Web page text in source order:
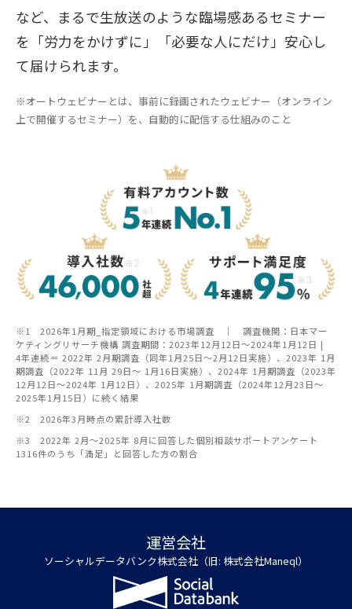
など、まるで生放送のような臨場感あるセミナー
を「労力をかけずに」「必要な人にだけ」安心し
て届けられます。
※オートウェビナーとは、事前に録画されたウェビナー（オンライン
上で開催するセミナー）を、自動的に配信する仕組みのこと
※1 2026年1月期_指定領域における市場調査 ｜ 調査機関：日本マー
ケティングリサーチ機構 調査期間：2023年12月12日～2024年1月12日 |
4年連続＝ 2022年 2月期調査（同年1月25日～2月12日実施）、2023年 1月
期調査（2022年 11月 29日～ 1月16日実施）、2024年 1月期調査（2023年
12月12日～2024年 1月12日）、2025年 1月期調査（2024年12月23日～
2025年1月15日）に続く結果
※2 2026年3月時点の累計導入社数
※3 2022年 2月～2025年 8月に回答した個別相談サポートアンケート
1316件のうち「満足」と回答した方の割合
運営会社
ソーシャルデータバンク株式会社（旧: 株式会社Maneql）